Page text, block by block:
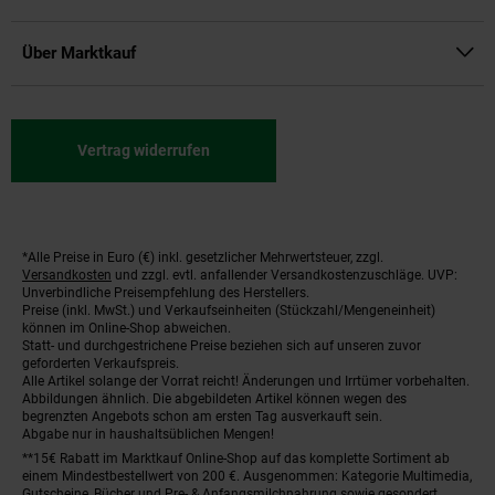
Über Marktkauf
Vertrag widerrufen
Fußnoten
*Alle Preise in Euro (€) inkl. gesetzlicher Mehrwertsteuer, zzgl.
Versandkosten und zzgl. evtl. anfallender Versandkostenzuschläge. UVP:
Unverbindliche Preisempfehlung des Herstellers.
Preise (inkl. MwSt.) und Verkaufseinheiten (Stückzahl/Mengeneinheit)
können im Online-Shop abweichen.
Statt- und durchgestrichene Preise beziehen sich auf unseren zuvor
geforderten Verkaufspreis.
Alle Artikel solange der Vorrat reicht! Änderungen und Irrtümer vorbehalten.
Abbildungen ähnlich. Die abgebildeten Artikel können wegen des
begrenzten Angebots schon am ersten Tag ausverkauft sein.
Abgabe nur in haushaltsüblichen Mengen!
**15€ Rabatt im Marktkauf Online-Shop auf das komplette Sortiment ab
einem Mindestbestellwert von 200 €. Ausgenommen: Kategorie Multimedia,